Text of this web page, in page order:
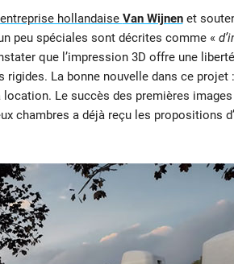
hollandaise Van Wijnenet
peu spéciales sont décrites comme «
que l’impression 3D offre une
La bonne nouvelle dans ce projet :
Le succès des premières
chambres a déjà reçu les propositions